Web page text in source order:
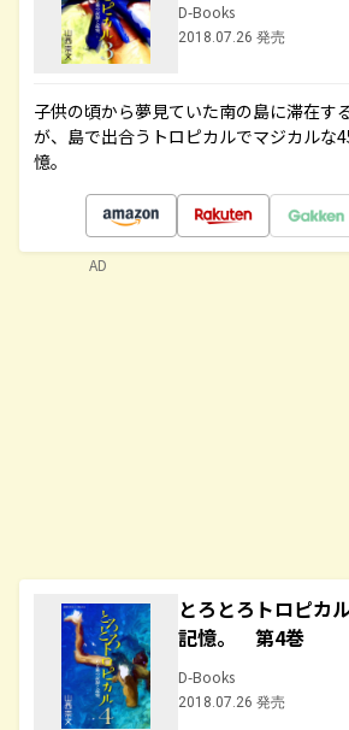
D-Books
2018.07.26 発売
子供の頃から夢見ていた南の島に滞在す
が、島で出合うトロピカルでマジカルな
憶。
とろとろトロピカ
記憶。 第4巻
D-Books
2018.07.26 発売
AD